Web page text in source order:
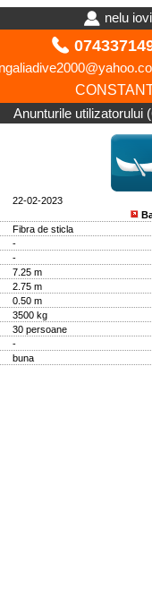
nelu
Anunturile utilizatorului
22-02-2023
Fibra de sticla
-
-
7.25 m
2.75 m
0.50 m
3500 kg
30 persoane
-
buna